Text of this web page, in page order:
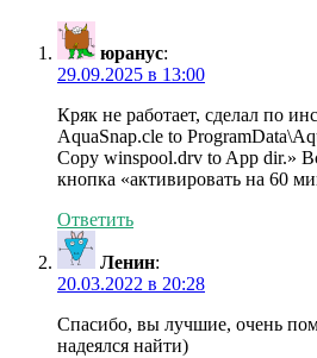
юранус:
29.09.2025 в 13:00
Кряк не работает, сделал по
AquaSnap.cle to
Copy winspool.drv to App dir.»
кнопка «активировать на 60
Ответить
Ленин:
20.03.2022 в 20:28
Спасибо, вы лучшие, очень
надеялся найти)